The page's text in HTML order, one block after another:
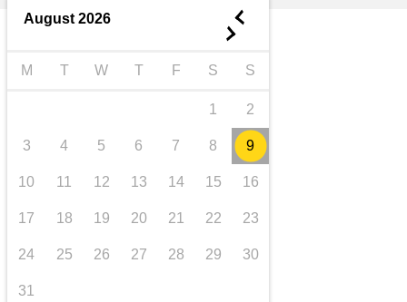
знаннями
August 2026 ◄
►
M T W T F S S
1 2
3 4 5 6 7 8 9
10 11 12 13 14 15 16
17 18 19 20 21 22 23
24 25 26 27 28 29 30
31